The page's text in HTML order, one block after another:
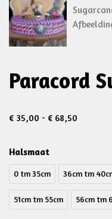
Paracord
€ 35,00 - € 68,50
Halsmaat
0 tm 35cm 36cm tm
51cm tm 55cm 56cm tm